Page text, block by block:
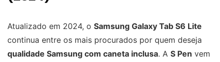
Atualizado em 2024, o Samsung Galaxy Tab S6 Lite
continua entre os mais procurados por quem deseja
qualidade Samsung com caneta inclusa. A S Pen vem